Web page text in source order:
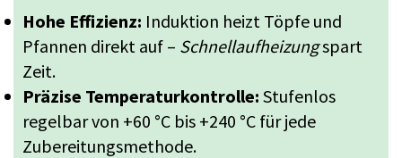
Hohe Effizienz: Induktion heizt Töpfe und
Pfannen direkt auf – Schnellaufheizungspart
Zeit.
Präzise Temperaturkontrolle: Stufenlos
regelbar von +60 °C bis +240 °C für jede
Zubereitungsmethode.